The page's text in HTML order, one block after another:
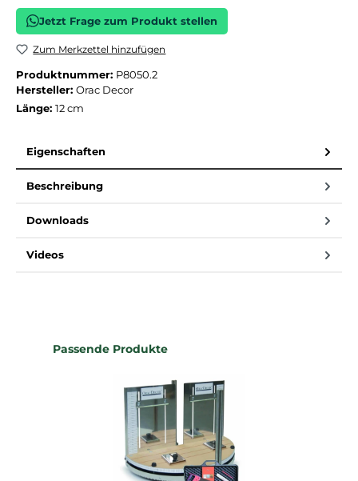
Jetzt Frage zum Produkt stellen
Zum Merkzettel hinzufügen
Produktnummer: P8050.2
Hersteller: Orac Decor
Länge: 12 cm
Eigenschaften
Beschreibung
Downloads
Videos
Produktgalerie überspringen
Passende Produkte